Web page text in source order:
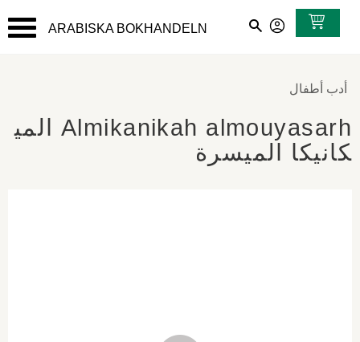
القائمة
ARABISKA BOKHANDELN
أدب أطفال
Almikanikah almouyasarh المي
كانيكا الميسرة